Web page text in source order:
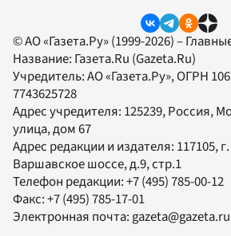
© АО «Газета.Ру» (1999-2026) –
Название: Газета.Ru (Gazeta.Ru)
Учредитель:АО «Газета.Ру», ОГРН
7743625728
Адрес учредителя: 125239, Россия,
улица, дом 67
Адрес редакции и издателя: 117105, г.
Варшавское шоссе, д.9, стр.1
Телефон редакции:+7 (495) 785-00-12
Факс:+7 (495) 785-17-01
Электронная почта: gazeta@gazeta.ru